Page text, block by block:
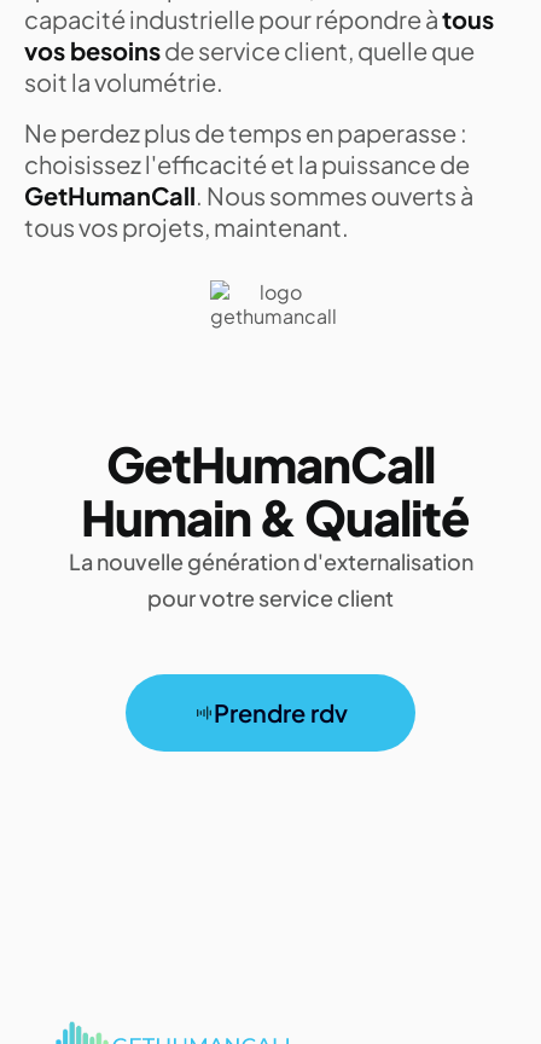
capacité industrielle pour répondre àtous
vos besoinsde service client, quelle que
soit la volumétrie.
Ne perdez plus de temps en paperasse :
choisissez l'efficacité et la puissance de
GetHumanCall. Nous sommes ouverts à
tous vos projets, maintenant.
GetHumanCall
Humain & Qualité
La nouvelle génération d'externalisation
pour votre service client
Prendre rdv